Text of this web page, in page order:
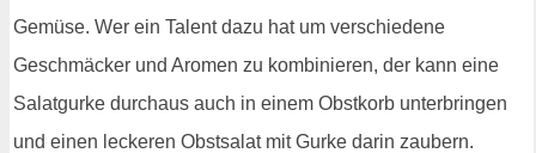
Gemüse. Wer ein Talent dazu hat um verschiedene
Geschmäcker und Aromen zu kombinieren, der kann eine
Salatgurke durchaus auch in einem Obstkorb unterbringen
und einen leckeren Obstsalat mit Gurke darin zaubern.